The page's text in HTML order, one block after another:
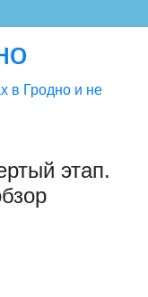
в Гродно и не
этап.